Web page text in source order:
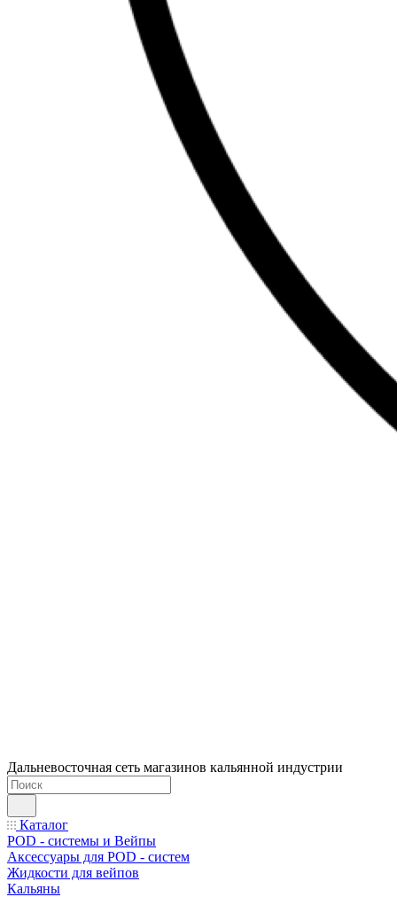
Дальневосточная сеть магазинов кальянной индустрии
Каталог
POD - системы и Вейпы
Аксессуары для POD - систем
Жидкости для вейпов
Кальяны